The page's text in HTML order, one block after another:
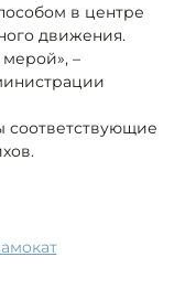
в центре
движения.
–
соответствующие